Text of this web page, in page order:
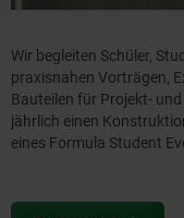
Wir begleiten Schüler,
praxisnahen Vorträgen,
Bauteilen für Projekt-
jährlich einen
eines Formula Student